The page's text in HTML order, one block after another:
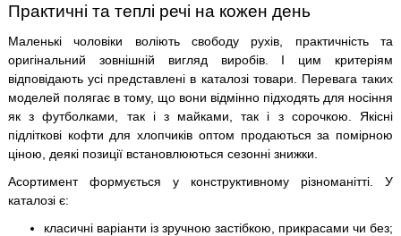
Практичні та теплі речі на кожен день
Маленькі чоловіки воліють свободу рухів, практичність та
оригінальний зовнішній вигляд виробів. І цим критеріям
відповідають усі представлені в каталозі товари. Перевага таких
моделей полягає в тому, що вони відмінно підходять для носіння
як з футболками, так і з майками, так і з сорочкою. Якісні
підліткові кофти для хлопчиків оптом продаються за помірною
ціною, деякі позиції встановлюються сезонні знижки.
Асортимент формується у конструктивному різноманітті. У
каталозі є:
класичні варіанти із зручною застібкою, прикрасами чи без;